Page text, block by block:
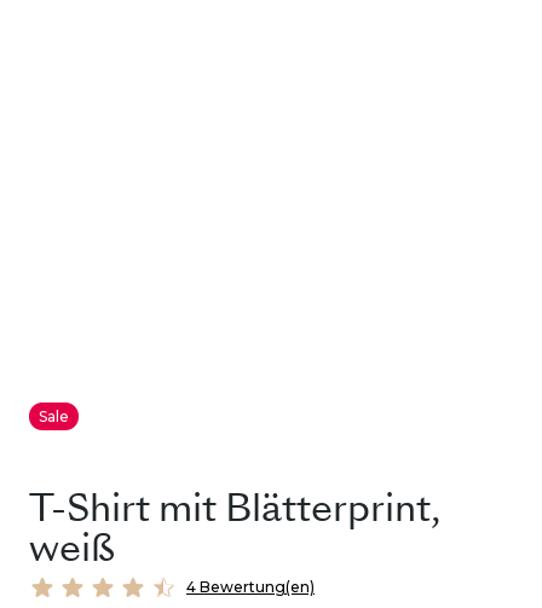
Sale
T-Shirt mit Blätterprint,
weiß
4 Bewertung(en)